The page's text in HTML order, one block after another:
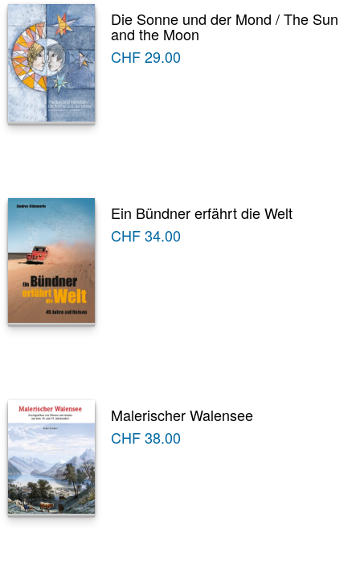
Die Sonne und der Mond / The Sun
and the Moon
CHF29.00
Ein Bündner erfährt die Welt
CHF34.00
Malerischer Walensee
CHF38.00